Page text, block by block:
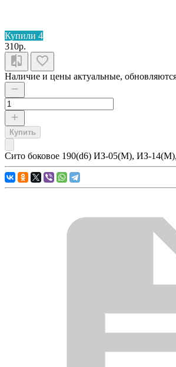
Купили 4
310р.
Наличие и цены актуальные,
Купить
Сито боковое 190(d6) ИЗ-05(М), ИЗ-